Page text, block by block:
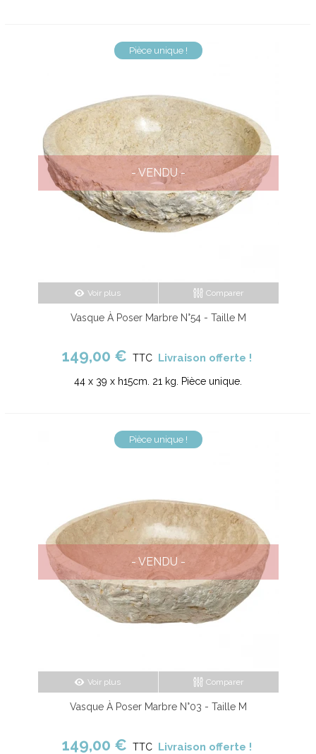
Pièce unique !
- VENDU -
Voir plus Comparer
Vasque À Poser Marbre N°54 - Taille M
149,00 € TTC Livraison offerte !
44 x 39 x h15cm. 21 kg. Pièce unique.
Pièce unique !
- VENDU -
Voir plus Comparer
Vasque À Poser Marbre N°03 - Taille M
149,00 € TTC Livraison offerte !